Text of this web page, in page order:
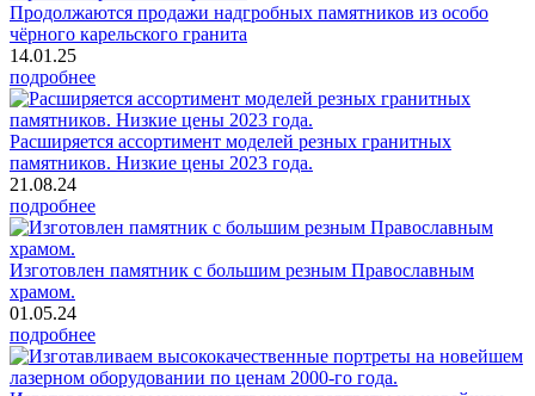
Продолжаются продажи надгробных памятников из особо
чёрного карельского гранита
14.01.25
подробнее
Расширяется ассортимент моделей резных гранитных
памятников. Низкие цены 2023 года.
21.08.24
подробнее
Изготовлен памятник с большим резным Православным
храмом.
01.05.24
подробнее